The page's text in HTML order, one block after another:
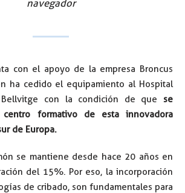
navegador
con el apoyo de la empresa Broncus
ha cedido el equipamiento al Hospital
con la condición de que se
formativo de esta innovadora
de Europa.
se mantiene desde hace 20 años en
del 15%. Por eso, la incorporación
de cribado, son fundamentales para